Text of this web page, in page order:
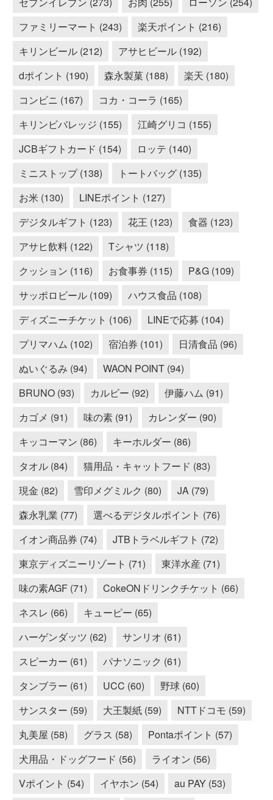
ファミリーマート (243)
楽天ポイント (216)
キリンビール (212)
アサヒビール (192)
dポイント (190)
森永製菓 (188)
楽天 (180)
コンビニ (167)
コカ・コーラ (165)
キリンビバレッジ (155)
江崎グリコ (155)
JCBギフトカード (154)
ロッテ (140)
ミニストップ (138)
トートバッグ (135)
お米 (130)
LINEポイント (127)
デジタルギフト (123)
花王 (123)
食器 (123)
アサヒ飲料 (122)
Tシャツ (118)
クッション (116)
お食事券 (115)
P&G (109)
サッポロビール (109)
ハウス食品 (108)
ディズニーチケット (106)
LINEで応募 (104)
プリマハム (102)
宿泊券 (101)
日清食品 (96)
ぬいぐるみ (94)
WAON POINT (94)
BRUNO (93)
カルビー (92)
伊藤ハム (91)
カゴメ (91)
味の素 (91)
カレンダー (90)
キッコーマン (86)
キーホルダー (86)
タオル (84)
猫用品・キャットフード (83)
現金 (82)
雪印メグミルク (80)
JA (79)
森永乳業 (77)
選べるデジタルポイント (76)
イオン商品券 (74)
JTBトラベルギフト (72)
東京ディズニーリゾート (71)
東洋水産 (71)
味の素AGF (71)
CokeONドリンクチケット (66)
ネスレ (66)
キューピー (65)
ハーゲンダッツ (62)
サンリオ (61)
スピーカー (61)
パナソニック (61)
タンブラー (61)
UCC (60)
野球 (60)
サンスター (59)
大王製紙 (59)
NTTドコモ (59)
丸美屋 (58)
グラス (58)
Pontaポイント (57)
犬用品・ドッグフード (56)
ライオン (56)
Vポイント (54)
イヤホン (54)
au PAY (53)